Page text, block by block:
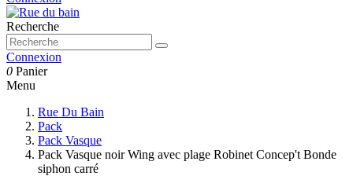
Recherche
Connexion
0 Panier
Menu
Rue Du Bain
Pack
Pack Vasque
Pack Vasque noir Wing avec plage Robinet Concep't Bonde
siphon carré